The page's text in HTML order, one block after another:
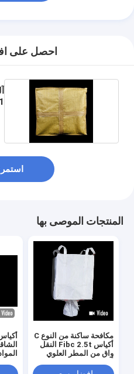
احصل على
استمر
المنتجات الموصى بها
مكافحة ساكنة من النوع C
أكياس Fibc 2.5t النقل
واق من المطر العلوي